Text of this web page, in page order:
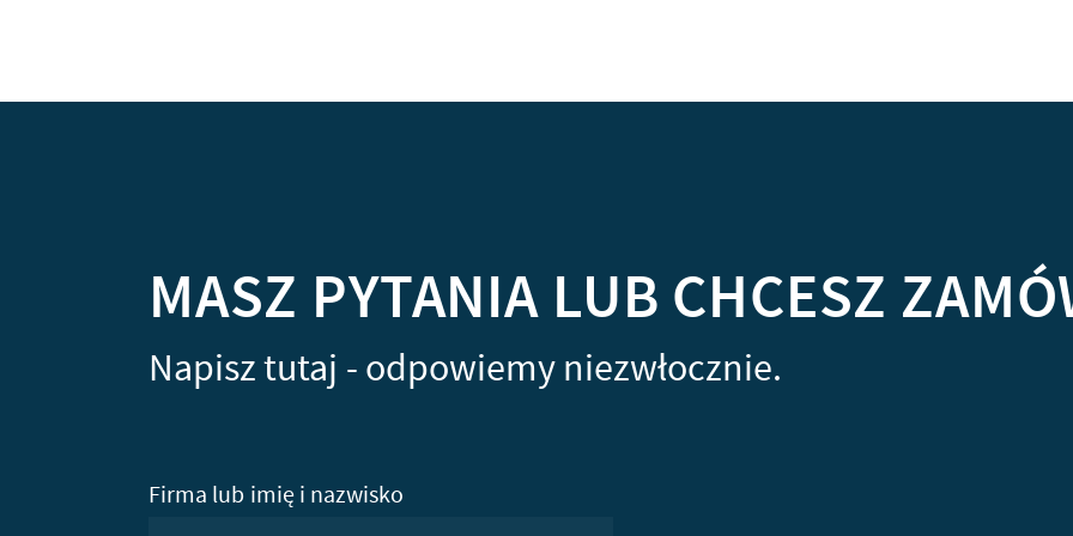
MASZ PYTANIA LUB CHCESZ
Napisz tutaj - odpowiemy niezwłocznie.
Firma lub imię i nazwisko